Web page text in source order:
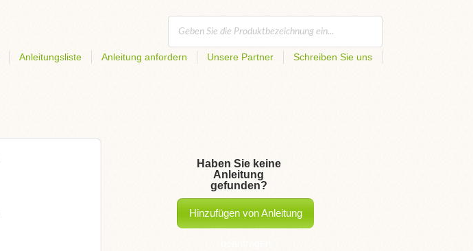
Anleitungsliste Anleitung anfordern Unsere Partner Schreiben Sie uns
Haben Sie keine
Anleitung
gefunden?
Hinzufügen von Anleitung